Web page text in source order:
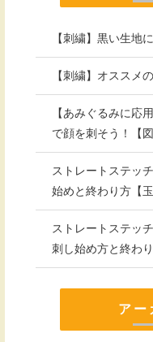
【刺繍】黒い生地
【刺繍】オススメ
【あみぐるみに応
で顔を刺そう！【図
ストレートステッ
始めと終わり方【玉
ストレートステッ
刺し始め方と終わ
アー